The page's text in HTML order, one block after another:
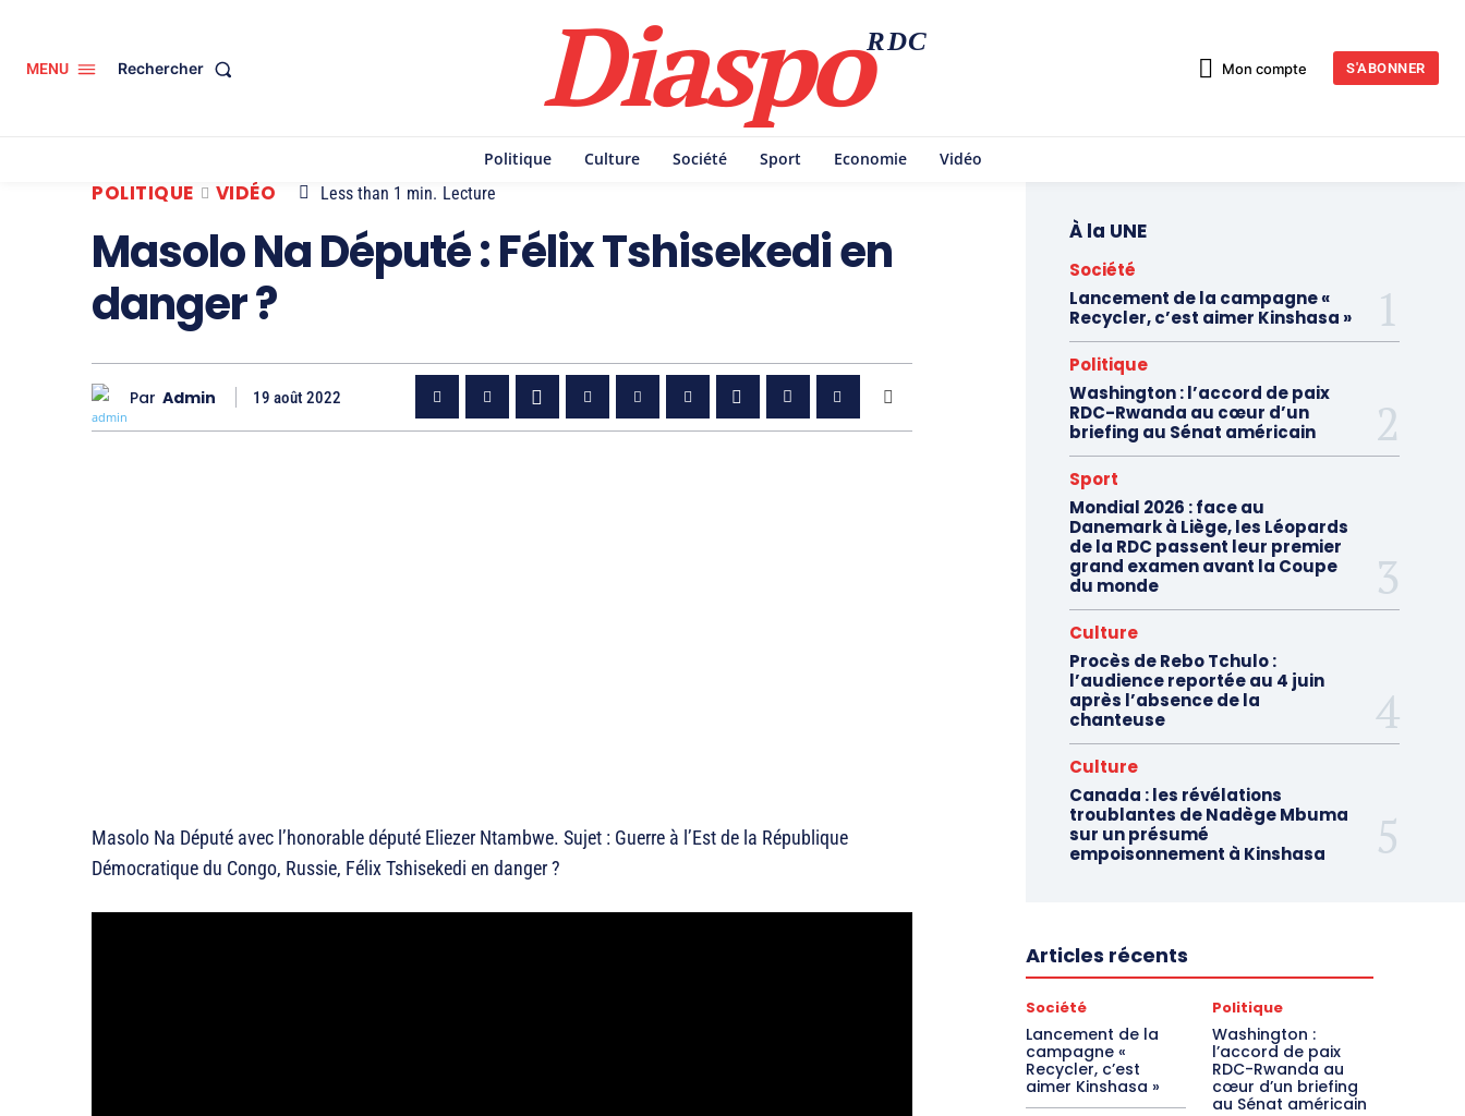
MENU Rechercher DiaspoRDC
Mon compte S'ABONNER
Politique Culture Société Sport Economie Vidéo
POLITIQUE VIDÉO Less than 1 min. Lecture
Masolo Na Député : Félix Tshisekedi en
danger ?
Par Admin 19 août 2022
Masolo Na Député avec l’honorable député Eliezer Ntambwe. Sujet : Guerre à l’Est de la République
Démocratique du Congo, Russie, Félix Tshisekedi en danger ?
À la UNE
Société
Lancement de la campagne «
Recycler, c’est aimer Kinshasa »
Politique
Washington : l’accord de paix
RDC-Rwanda au cœur d’un
briefing au Sénat américain
Sport
Mondial 2026 : face au
Danemark à Liège, les Léopards
de la RDC passent leur premier
grand examen avant la Coupe
du monde
Culture
Procès de Rebo Tchulo :
l’audience reportée au 4 juin
après l’absence de la
chanteuse
Culture
Canada : les révélations
troublantes de Nadège Mbuma
sur un présumé
empoisonnement à Kinshasa
Articles récents
Société
Lancement de la
campagne «
Recycler, c’est
aimer Kinshasa »
Politique
Washington :
l’accord de paix
RDC-Rwanda au
cœur d’un briefing
au Sénat américain